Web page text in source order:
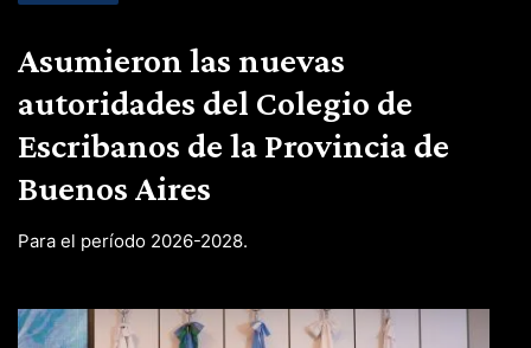
Asumieron las nuevas
autoridades del Colegio de
Escribanos de la Provincia de
Buenos Aires
Para el período 2026-2028.